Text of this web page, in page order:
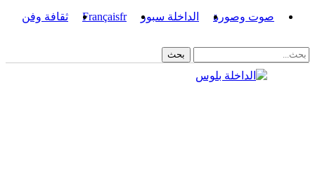
صوت وصورة الداخلة سبور Françaisfr ثقافة وفن